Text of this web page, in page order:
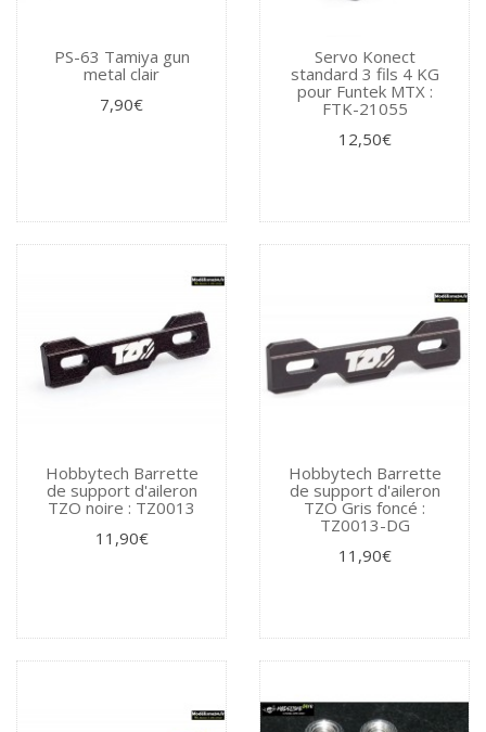
PS-63 Tamiya gun
metal clair
7,90€
Servo Konect
standard 3 fils 4 KG
pour Funtek MTX :
FTK-21055
12,50€
Hobbytech Barrette
de support d'aileron
TZO noire : TZ0013
11,90€
Hobbytech Barrette
de support d'aileron
TZO Gris foncé :
TZ0013-DG
11,90€